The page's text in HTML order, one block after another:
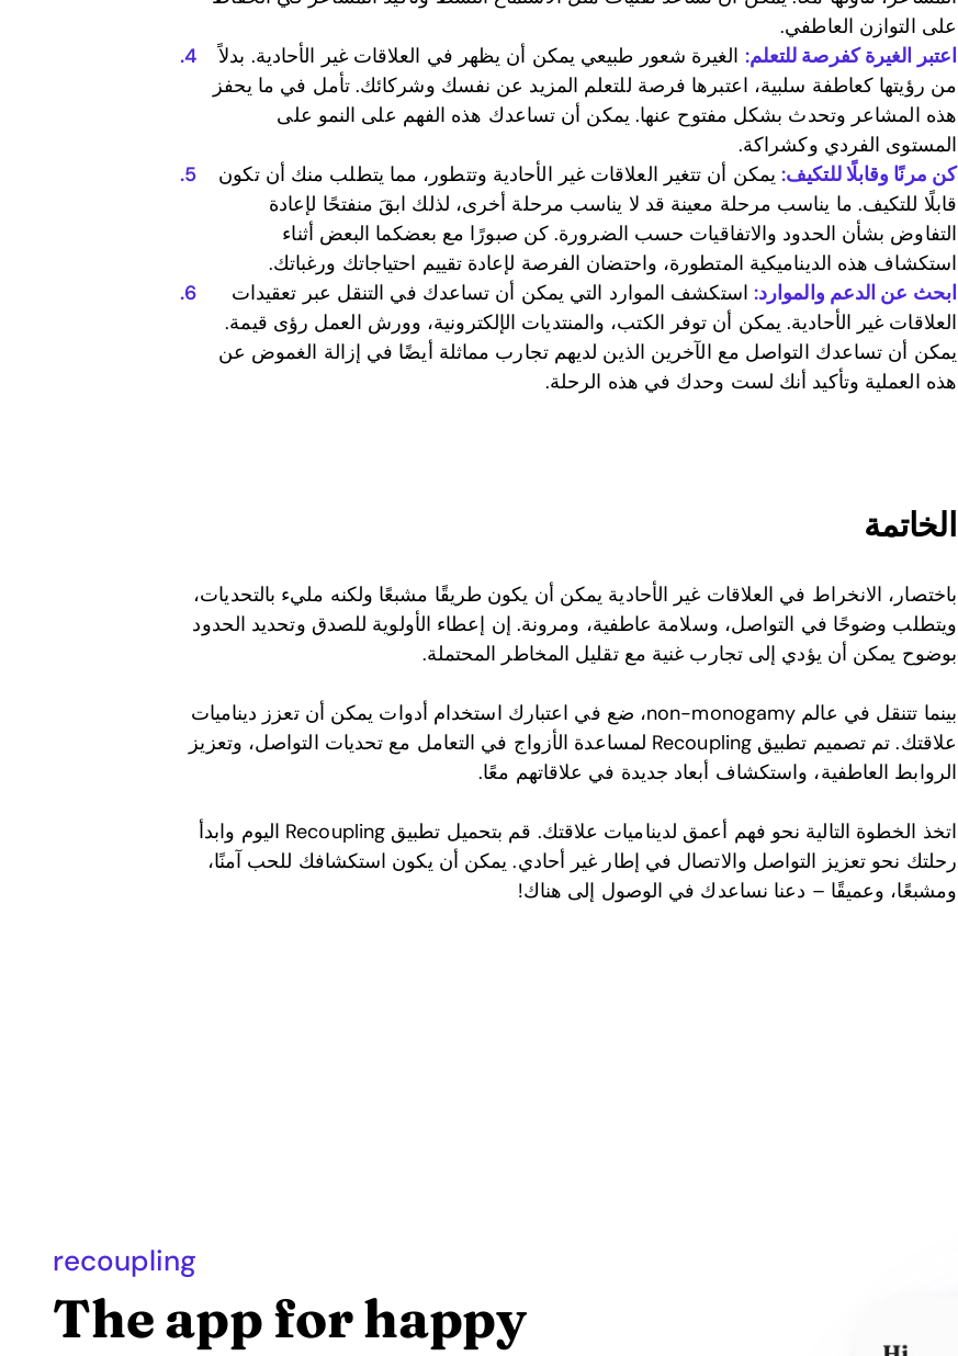
على التوازن العاطفي.
اعتبر الغيرة كفرصة للتعلم: الغيرة شعور طبيعي يمكن أن يظهر في العلاقات غير الأحادية. بدلاً
من رؤيتها كعاطفة سلبية، اعتبرها فرصة للتعلم المزيد عن نفسك وشركائك. تأمل في ما يحفز
هذه المشاعر وتحدث بشكل مفتوح عنها. يمكن أن تساعدك هذه الفهم على النمو على
المستوى الفردي وكشراكة.
كن مرنًا وقابلًا للتكيف:يمكن أن تتغير العلاقات غير الأحادية وتتطور، مما يتطلب منك أن تكون
قابلًا للتكيف. ما يناسب مرحلة معينة قد لا يناسب مرحلة أخرى، لذلك ابقَ منفتحًا لإعادة
التفاوض بشأن الحدود والاتفاقيات حسب الضرورة. كن صبورًا مع بعضكما البعض أثناء
استكشاف هذه الديناميكية المتطورة، واحتضان الفرصة لإعادة تقييم احتياجاتك ورغباتك.
ابحث عن الدعم والموارد: استكشف الموارد التي يمكن أن تساعدك في التنقل عبر تعقيدات
العلاقات غير الأحادية. يمكن أن توفر الكتب، والمنتديات الإلكترونية، وورش العمل رؤى قيمة.
يمكن أن تساعدك التواصل مع الآخرين الذين لديهم تجارب مماثلة أيضًا في إزالة الغموض عن
هذه العملية وتأكيد أنك لست وحدك في هذه الرحلة.
الخاتمة
باختصار، الانخراط في العلاقات غير الأحادية يمكن أن يكون طريقًا مشبعًا ولكنه مليء بالتحديات،
ويتطلب وضوحًا في التواصل، وسلامة عاطفية، ومرونة. إن إعطاء الأولوية للصدق وتحديد الحدود
بوضوح يمكن أن يؤدي إلى تجارب غنية مع تقليل المخاطر المحتملة.
بينما تتنقل في عالم non-monogamy، ضع في اعتبارك استخدام أدوات يمكن أن تعزز ديناميات
علاقتك. تم تصميم تطبيق Recoupling لمساعدة الأزواج في التعامل مع تحديات التواصل، وتعزيز
الروابط العاطفية، واستكشاف أبعاد جديدة في علاقاتهم معًا.
اتخذ الخطوة التالية نحو فهم أعمق لديناميات علاقتك. قم بتحميل تطبيق Recoupling اليوم وابدأ
رحلتك نحو تعزيز التواصل والاتصال في إطار غير أحادي. يمكن أن يكون استكشافك للحب آمنًا،
ومشبعًا، وعميقًا – دعنا نساعدك في الوصول إلى هناك!
recoupling
The app for happy